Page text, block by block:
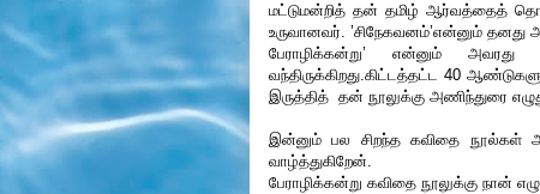
மட்டுமன்றித் தன் தமிழ் ஆர்வத்தைத்
உருவானவர். ’சிநேகவனம்’என்னும்
பேராழிக்கன்று’ என்னும்
வந்திருக்கிறது.கிட்டத்தட்ட 40
இருத்தித் தன் நூலுக்கு அணிந்துரை
இன்னும் பல சிறந்த கவிதை நூல்கள்
வாழ்த்துகிறேன்.
பேராழிக்கன்று கவிதை நூலுக்கு நான்